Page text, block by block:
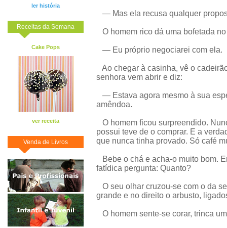
ler história
Receitas da Semana
Cake Pops
ver receita
Venda de Livros
— Mas ela recusa qualquer
O homem rico dá uma bofetada
— Eu próprio negociarei com ela.
Ao chegar à casinha, vê o
senhora vem abrir e diz:
— Estava agora mesmo à sua
amêndoa.
O homem ficou surpreendido.
possui teve de o comprar. E a
que nunca tinha provado. Só café
Bebe o chá e acha-o muito bom.
fatídica pergunta: Quanto?
O seu olhar cruzou-se com o da
grande e no direito o arbusto,
O homem sente-se corar, trinca